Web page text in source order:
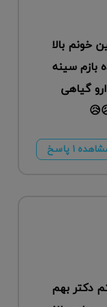
خونم بالا
سینه
گیاهی
۱ پاسخ
دکتر بهم